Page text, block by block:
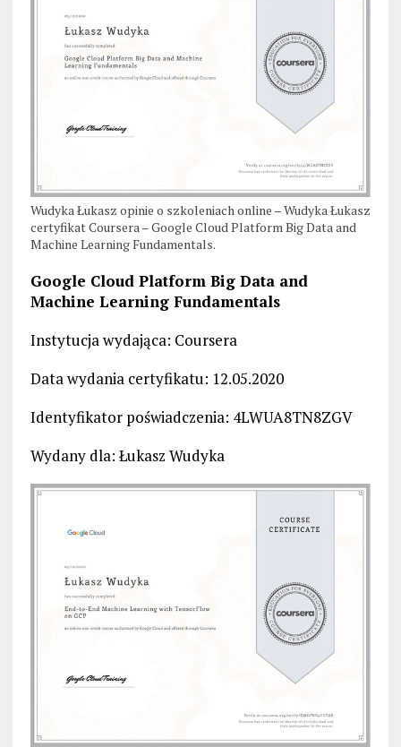
Wudyka Łukasz opinie o szkoleniach online – Wudyka Łukasz
certyfikat Coursera – Google Cloud Platform Big Data and
Machine Learning Fundamentals.
Google Cloud Platform Big Data and
Machine Learning Fundamentals
Instytucja wydająca: Coursera
Data wydania certyfikatu: 12.05.2020
Identyfikator poświadczenia: 4LWUA8TN8ZGV
Wydany dla: Łukasz Wudyka